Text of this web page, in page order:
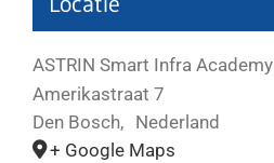
ASTRIN Smart Infra Academy
Amerikastraat 7
Den Bosch, Nederland
+ Google Maps